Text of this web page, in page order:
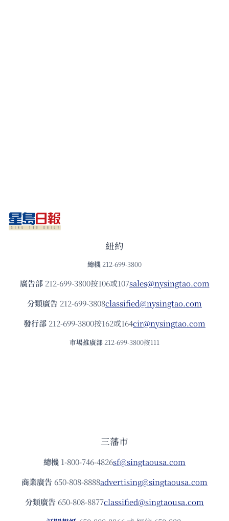
紐約
總機 212-699-3800
廣告部212-699-3800按106或107sales@nysingtao.com
分類廣告 212-699-3808classified@nysingtao.com
發⾏部 212-699-3800按162或164cir@nysingtao.com
市場推廣部 212-699-3800按111
三藩市
總機 1-800-746-4826sf@singtaousa.com
商業廣告 650-808-8888advertising@singtaousa.com
分類廣告 650-808-8877classified@singtaousa.com